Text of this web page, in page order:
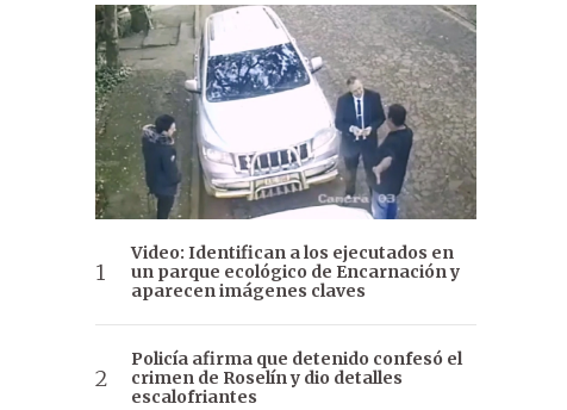
Video: Identifican a los ejecutados en
un parque ecológico de Encarnación y
aparecen imágenes claves
Policía afirma que detenido confesó el
crimen de Roselín y dio detalles
escalofriantes